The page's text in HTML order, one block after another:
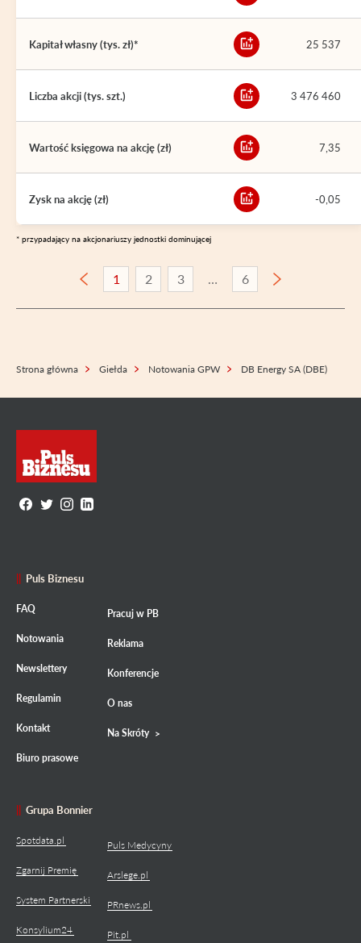
Kapitał własny (tys. zł)* 25 537
Liczba akcji (tys. szt.) 3 476 460
Wartość księgowa na akcję (zł) 7,35
Zysk na akcję (zł) -0,05
* przypadający na akcjonariuszy jednostki dominującej
1 2 3 6
Strona główna Giełda Notowania GPW DB Energy SA (DBE)
Puls Biznesu
FAQ
Notowania
Newslettery
Regulamin
Kontakt
Biuro prasowe
Pracuj w PB
Reklama
Konferencje
O nas
Na Skróty
Grupa Bonnier
Spotdata.pl
Zgarnij Premię
System Partnerski
Konsylium24
Puls Medycyny
Arslege.pl
PRnews.pl
Pit.pl